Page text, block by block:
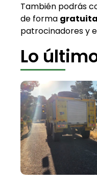
También podrás
de forma gratuita
patrocinadores y
Lo